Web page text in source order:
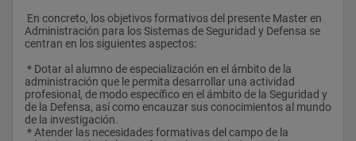
Administración para los Sistemas de Seguridad y Defensa se
centran en los siguientes aspectos:
administración que le permita desarrollar una actividad
profesional, de modo específico en el ámbito de la Seguridad y
de la Defensa, así como encauzar sus conocimientos al mundo
de la investigación.